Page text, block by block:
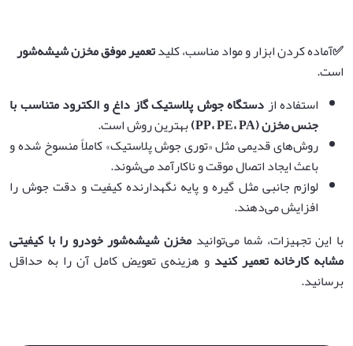
✅آماده کردن ابزار و مواد مناسب، کلیدتعمیر موفق مخزن شیشه‌شور
است.
استفاده ازدستگاه جوش پلاستیک گاز داغ و الکترود متناسب با
جنس مخزن(PP ،PE،PA)
بهترین روش است.
روش‌های قدیمی مثل «توری جوش پلاستیک» کاملاً منسوخ شده و
باعث ایجاد اتصال موقت و ناکارآمد می‌شوند.
لوازم جانبی مثل گیره و پایه نگهدارنده کیفیت و دقت جوش را
افزایش می‌دهند.
با این تجهیزات، شما می‌توانید مخزن شیشه‌شور خودرو را با کیفیتی
مشابه کارخانه تعمیر کنید و هزینه‌ی تعویض کامل آن را به حداقل
برسانید.